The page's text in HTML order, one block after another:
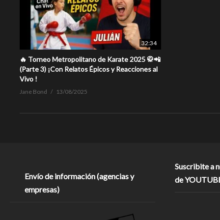
32:34
🔥 Torneo Metropolitano de Karate 2025 🥋📲
(Parte 3) ¡Con Relatos Épicos y Reacciones al
Vivo !
Jane Bond 13/08/2025
Envío de información (agencias y
empresas)
Suscribite a
de